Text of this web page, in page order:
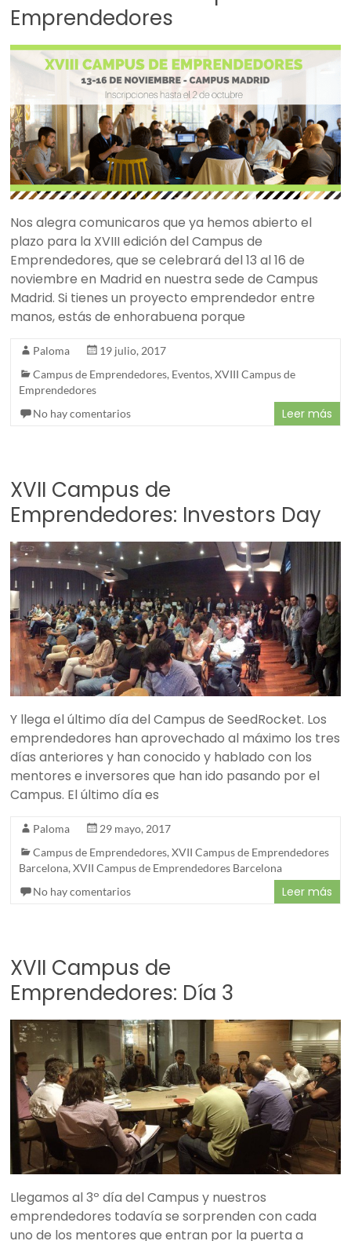
Emprendedores
Nos alegra comunicaros que ya hemos abierto el
plazo para la XVIII edición del Campus de
Emprendedores, que se celebrará del 13 al 16 de
noviembre en Madrid en nuestra sede de Campus
Madrid. Si tienes un proyecto emprendedor entre
manos, estás de enhorabuena porque
Paloma
19 julio, 2017
Campus de Emprendedores, Eventos,XVIII Campus de
Emprendedores
No hay comentarios
Leer más
XVII Campus de
Emprendedores: Investors Day
Y llega el último día del Campus de SeedRocket. Los
emprendedores han aprovechado al máximo los tres
días anteriores y han conocido y hablado con los
mentores e inversores que han ido pasando por el
Campus. El último día es
Paloma
29 mayo, 2017
Campus de Emprendedores,XVII Campus de Emprendedores
Barcelona,XVII Campus de Emprendedores Barcelona
No hay comentarios
Leer más
XVII Campus de
Emprendedores: Día 3
Llegamos al 3º día del Campus y nuestros
emprendedores todavía se sorprenden con cada
uno de los mentores que entran por la puerta a